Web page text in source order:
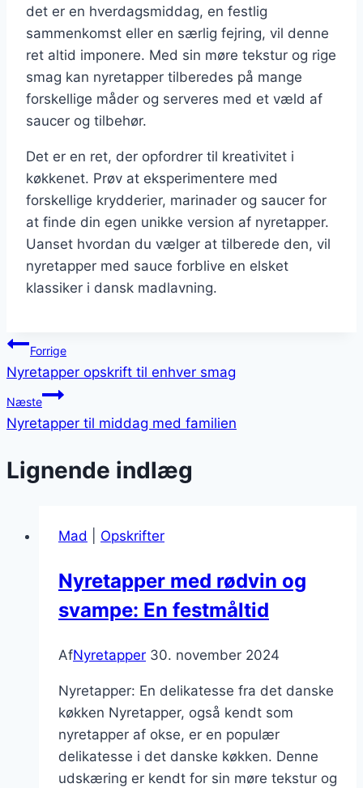
det er en hverdagsmiddag, en festlig
sammenkomst eller en særlig fejring, vil denne
ret altid imponere. Med sin møre tekstur og rige
smag kan nyretapper tilberedes på mange
forskellige måder og serveres med et væld af
saucer og tilbehør.
Det er en ret, der opfordrer til kreativitet i
køkkenet. Prøv at eksperimentere med
forskellige krydderier, marinader og saucer for
at finde din egen unikke version af nyretapper.
Uanset hvordan du vælger at tilberede den, vil
nyretapper med sauce forblive en elsket
klassiker i dansk madlavning.
Indlægsnavigation
Forrige
Nyretapper opskrift til enhver smag
Næste
Nyretapper til middag med familien
Lignende indlæg
Mad Opskrifter
Nyretapper med rødvin og
svampe: En festmåltid
AfNyretapper 30. november 2024
Nyretapper: En delikatesse fra det danske
køkken Nyretapper, også kendt som
nyretapper af okse, er en populær
delikatesse i det danske køkken. Denne
udskæring er kendt for sin møre tekstur og